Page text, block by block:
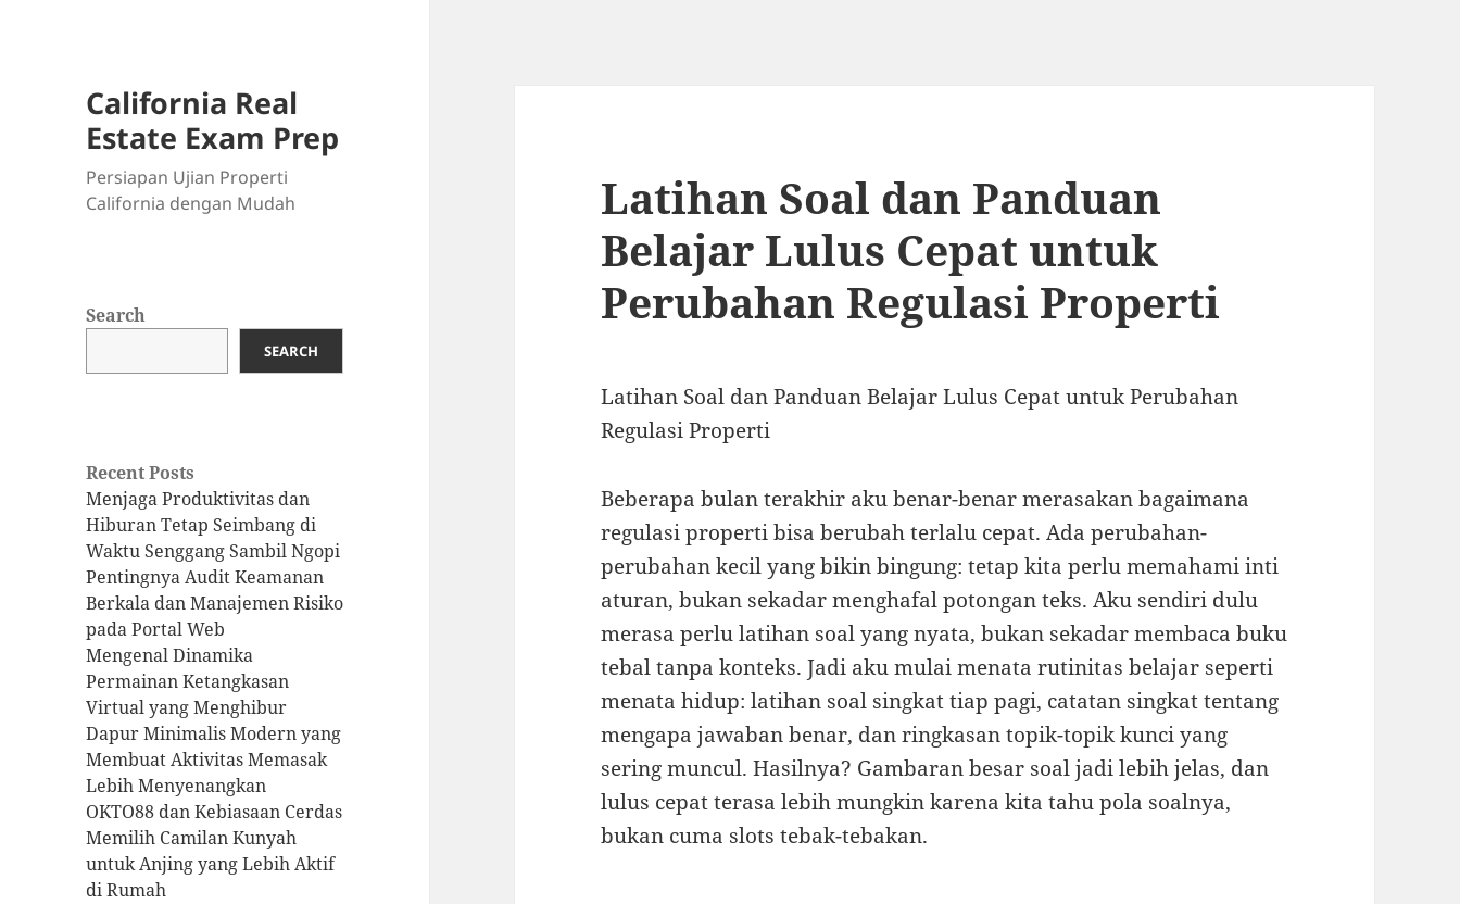
California Real
Estate Exam Prep
Persiapan Ujian Properti
California dengan Mudah
Search
SEARCH
Recent Posts
Menjaga Produktivitas dan
Hiburan Tetap Seimbang di
Waktu Senggang Sambil Ngopi
Pentingnya Audit Keamanan
Berkala dan Manajemen Risiko
pada Portal Web
Mengenal Dinamika
Permainan Ketangkasan
Virtual yang Menghibur
Dapur Minimalis Modern yang
Membuat Aktivitas Memasak
Lebih Menyenangkan
OKTO88 dan Kebiasaan Cerdas
Memilih Camilan Kunyah
untuk Anjing yang Lebih Aktif
di Rumah
Latihan Soal dan Panduan
Belajar Lulus Cepat untuk
Perubahan Regulasi Properti
Latihan Soal dan Panduan Belajar Lulus Cepat untuk Perubahan
Regulasi Properti
Beberapa bulan terakhir aku benar-benar merasakan bagaimana
regulasi properti bisa berubah terlalu cepat. Ada perubahan-
perubahan kecil yang bikin bingung: tetap kita perlu memahami inti
aturan, bukan sekadar menghafal potongan teks. Aku sendiri dulu
merasa perlu latihan soal yang nyata, bukan sekadar membaca buku
tebal tanpa konteks. Jadi aku mulai menata rutinitas belajar seperti
menata hidup: latihan soal singkat tiap pagi, catatan singkat tentang
mengapa jawaban benar, dan ringkasan topik-topik kunci yang
sering muncul. Hasilnya? Gambaran besar soal jadi lebih jelas, dan
lulus cepat terasa lebih mungkin karena kita tahu pola soalnya,
bukan cuma slots tebak-tebakan.